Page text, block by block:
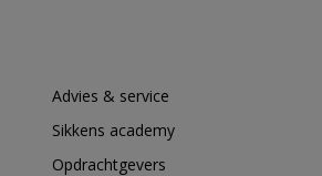
Advies & service
Sikkens academy
Opdrachtgevers